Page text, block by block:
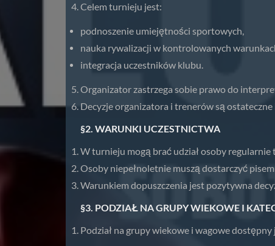
Celem turnieju jest:
podnoszenie umiejętności sportowych,
nauka rywalizacji w kontrolowanych
integracja uczestników klubu.
Organizator zastrzega sobie prawo do
Decyzje organizatora i trenerów są
§2. WARUNKI UCZESTNICTWA
W turnieju mogą brać udział osoby
Osoby niepełnoletnie muszą dostarczyć
Warunkiem dopuszczenia jest pozytywna
§3. PODZIAŁ NA GRUPY WIEKOWE I
Podział na grupy wiekowe i wagowe